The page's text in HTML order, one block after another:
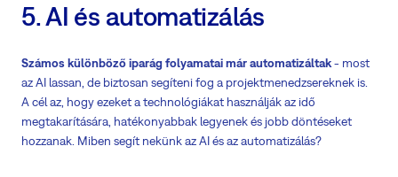
5. AI és automatizálás
Számos különböző iparág folyamatai már automatizáltak- most
az AI lassan, de biztosan segíteni fog a projektmenedzsereknek is.
A cél az, hogy ezeket a technológiákat használják az idő
megtakarítására, hatékonyabbak legyenek és jobb döntéseket
hozzanak. Miben segít nekünk az AI és az automatizálás?